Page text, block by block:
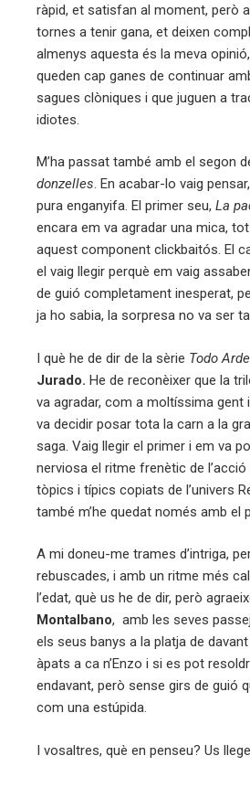
ràpid, et satisfan al moment, però
tornes a tenir gana, et deixen
almenys aquesta és la meva
queden cap ganes de continuar
sagues clòniques i que juguen a
idiotes.
M’ha passat també amb el segon
donzelles. En acabar-lo vaig
pura enganyifa. El primer seu, La
encara em va agradar una mica,
aquest component clickbaitós. El
el vaig llegir perquè em vaig
de guió completament inesperat,
ja ho sabia, la sorpresa no va ser
I què he de dir de la sèrie Todo Arde
Jurado. He de reconèixer que la
va agradar, com a moltíssima gent
va decidir posar tota la carn a la
saga. Vaig llegir el primer i em va
nerviosa el ritme frenètic de l’acció
tòpics i típics copiats de l’univers
també m’he quedat només amb el
A mi doneu-me trames d’intriga,
rebuscades, i amb un ritme més
l’edat, què us he de dir, però
Montalbano, amb les seves
els seus banys a la platja de
àpats a ca n’Enzo i si es pot
endavant, però sense girs de guió
com una estúpida.
I vosaltres, què en penseu? Us